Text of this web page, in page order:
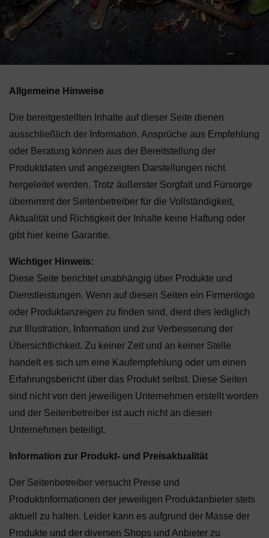
Allgemeine Hinweise
Die bereitgestellten Inhalte auf dieser Seite dienen
ausschließlich der Information. Ansprüche aus Empfehlung
oder Beratung können aus der Bereitstellung der
Produktdaten und angezeigten Darstellungen nicht
hergeleitet werden. Trotz äußerster Sorgfalt und Fürsorge
übernimmt der Seitenbetreiber für die Vollständigkeit,
Aktualität und Richtigkeit der Inhalte keine Haftung oder
gibt hier keine Garantie.
Wichtiger Hinweis:
Diese Seite berichtet unabhängig über Produkte und
Dienstleistungen. Wenn auf diesen Seiten ein Firmenlogo
oder Produktanzeigen zu finden sind, dient dies lediglich
zur Illustration, Information und zur Verbesserung der
Übersichtlichkeit. Zu keiner Zeit und an keiner Stelle
handelt es sich um eine Kaufempfehlung oder um einen
Erfahrungsbericht über das Produkt selbst. Diese Seiten
sind nicht von den jeweiligen Unternehmen erstellt worden
und der Seitenbetreiber ist auch nicht an diesen
Unternehmen beteiligt.
Information zur Produkt- und Preisaktualität
Der Seitenbetreiber versucht Preise und
Produktinformationen der jeweiligen Produktanbieter stets
aktuell zu halten. Leider kann es aufgrund der Masse der
Produkte und der diversen Shops und Anbieter zu